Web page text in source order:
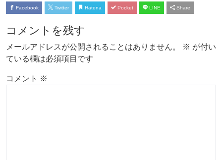
Facebook Twitter Hatena Pocket LINE Share
コメントを残す
メールアドレスが公開されることはありません。 ※ が付い
ている欄は必須項目です
コメント ※